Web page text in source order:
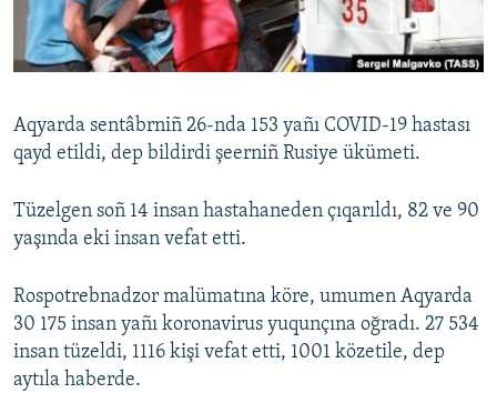
Русский
Українською
QOŞULIÑIZ!
RFE/RS bütün saytları
Aqyarda sentâbrniñ 26-nda 153 yañı COVID-19 hastası
qayd etildi, dep bildirdi şeerniñ Rusiye ükümeti.
Tüzelgen soñ 14 insan hastahaneden çıqarıldı, 82 ve 90
yaşında eki insan vefat etti.
Rospotrebnadzor malümatına köre, umumen Aqyarda
30 175 insan yañı koronavirus yuqunçına oğradı. 27 534
insan tüzeldi, 1116 kişi vefat etti, 1001 közetile, dep
aytıla haberde.